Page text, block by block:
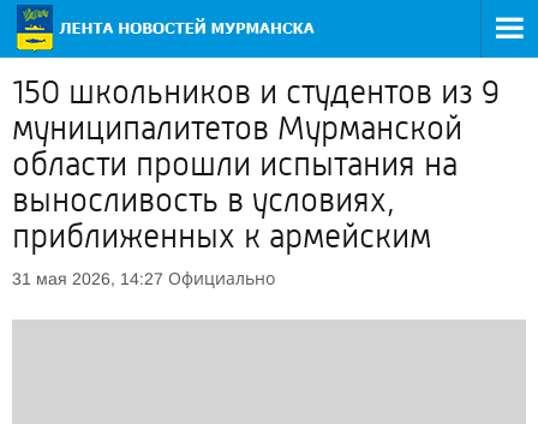
150 школьников и студентов из 9
муниципалитетов Мурманской
области прошли испытания на
выносливость в условиях,
приближенных к армейским
31 мая 2026, 14:27 Официально